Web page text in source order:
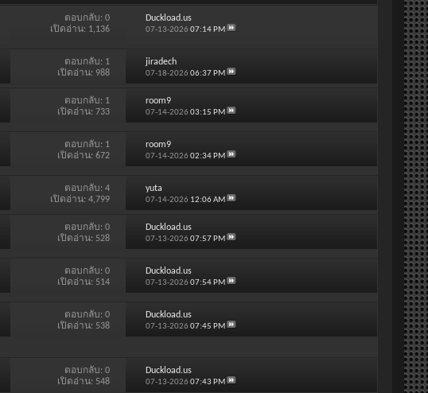
ตอบกลับ:0
เปิดอ่าน: 1,136
Duckload.us
07-13-2026 07:14 PM
ตอบกลับ: 1
เปิดอ่าน: 988
jiradech
07-18-2026 06:37 PM
ตอบกลับ: 1
เปิดอ่าน: 733
room9
07-14-2026 03:15 PM
ตอบกลับ: 1
เปิดอ่าน: 672
room9
07-14-2026 02:34 PM
ตอบกลับ:4
เปิดอ่าน: 4,799
yuta
07-14-2026 12:06 AM
ตอบกลับ:0
เปิดอ่าน: 528
Duckload.us
07-13-2026 07:57 PM
ตอบกลับ:0
เปิดอ่าน: 514
Duckload.us
07-13-2026 07:54 PM
ตอบกลับ:0
เปิดอ่าน: 538
Duckload.us
07-13-2026 07:45 PM
ตอบกลับ:0
เปิดอ่าน: 548
Duckload.us
07-13-2026 07:43 PM